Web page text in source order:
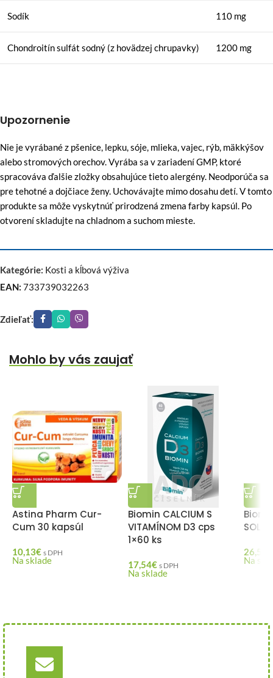
Sodík 110 mg
Chondroitín sulfát sodný (z hovädzej chrupavky) 1200 mg
Upozornenie
Nie je vyrábané z pšenice, lepku, sóje, mlieka, vajec, rýb, mäkkýšov
alebo stromových orechov. Vyrába sa v zariadení GMP, ktoré
spracováva ďalšie zložky obsahujúce tieto alergény. Neodporúča sa
pre tehotné a dojčiace ženy. Uchovávajte mimo dosahu detí. V tomto
produkte sa môže vyskytnúť prirodzená zmena farby kapsúl. Po
otvorení skladujte na chladnom a suchom mieste.
Kategórie: Kosti a kĺbová výživa
EAN: 733739032263
Zdieľať:
Mohlo by vás zaujať
Astina Pharm Cur-
Cum 30 kapsúl
10,13€ s DPH
Na sklade
Biomin CALCIUM S
VITAMÍNOM D3 cps
1×60 ks
17,54€ s DPH
Na sklade
26,55
Na